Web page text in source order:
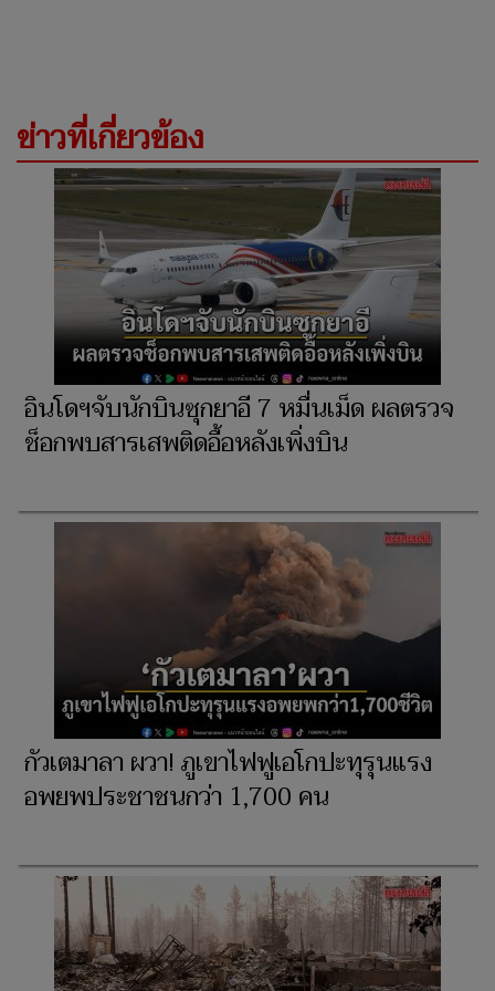
ข่าวที่เกี่ยวข้อง
อินโดฯจับนักบินซุกยาอี 7 หมื่นเม็ด ผลตรวจ
ช็อกพบสารเสพติดอื้อหลังเพิ่งบิน
กัวเตมาลา ผวา! ภูเขาไฟฟูเอโกปะทุรุนแรง
อพยพประชาชนกว่า 1,700 คน